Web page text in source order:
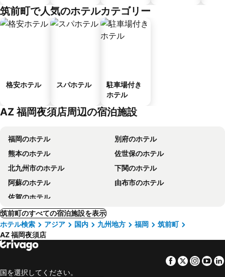
ス
筑前町で人気のホテルカテゴリー
格安ホテル スパホテル
駐車場付き
ホテル
AZ 福岡夜須店周辺の宿泊施設
福岡のホテル
別府のホテル
熊本のホテル
佐世保のホテル
北九州市のホテル
下関のホテル
阿蘇のホテル
由布市のホテル
佐賀のホテル
筑前町のすべての宿泊施設を表示
ホテル検索
アジア 国内 九州地方 福岡
筑前町
AZ 福岡夜須店
Facebook
Twitter
国を選択してください。